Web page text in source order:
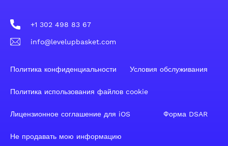
+1 302 498 83 67
info@levelupbasket.com
Политика конфиденциальности Условия обслуживания
Политика использования файлов cookie
Лицензионное соглашение для iOS Форма DSAR
Не продавать мою информацию